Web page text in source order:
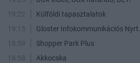
19:22
Külföldi tapasztalatok
19:15
Gloster Infokommunikációs Nyrt.
18:59
Shopper Park Plus
18:58
Akkocska